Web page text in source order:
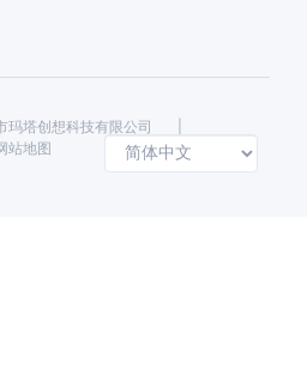
玛塔创想科技有限公司
站地图